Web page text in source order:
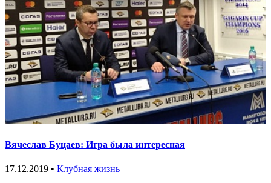
Вячеслав Буцаев: Игра была интересная
17.12.2019 • Клубная жизнь